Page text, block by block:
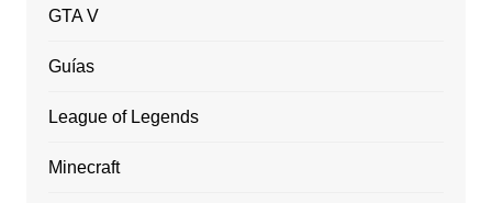
GTA V
Guías
League of Legends
Minecraft